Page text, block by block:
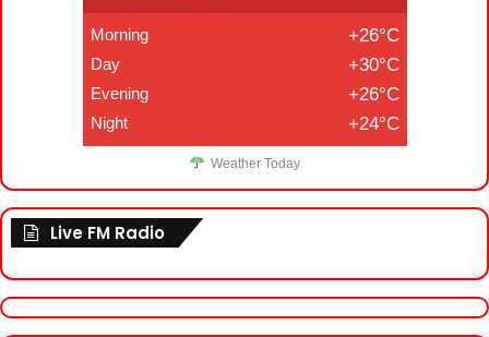
Morning +26°C
Day +30°C
Evening +26°C
Night +24°C
Weather Today
Live FM Radio